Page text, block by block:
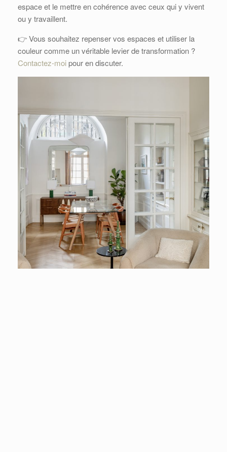
espace et le mettre en cohérence avec ceux qui y vivent
ou y travaillent.
👉 Vous souhaitez repenser vos espaces et utiliser la
couleur comme un véritable levier de transformation ?
Contactez-moipour en discuter.